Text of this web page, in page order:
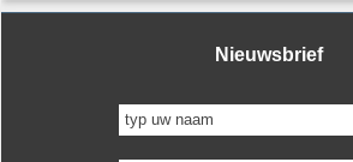
Nieuwsbrief